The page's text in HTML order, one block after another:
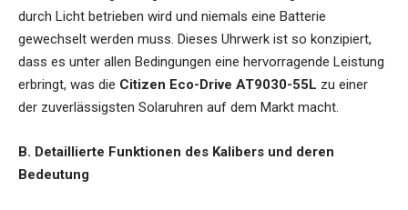
durch Licht betrieben wird und niemals eine Batterie
gewechselt werden muss. Dieses Uhrwerk ist so konzipiert,
dass es unter allen Bedingungen eine hervorragende Leistung
erbringt, was die Citizen Eco-Drive AT9030-55L zu einer
der zuverlässigsten Solaruhren auf dem Markt macht.
B. Detaillierte Funktionen des Kalibers und deren
Bedeutung